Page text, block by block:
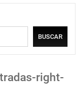
BUSCAR
right-